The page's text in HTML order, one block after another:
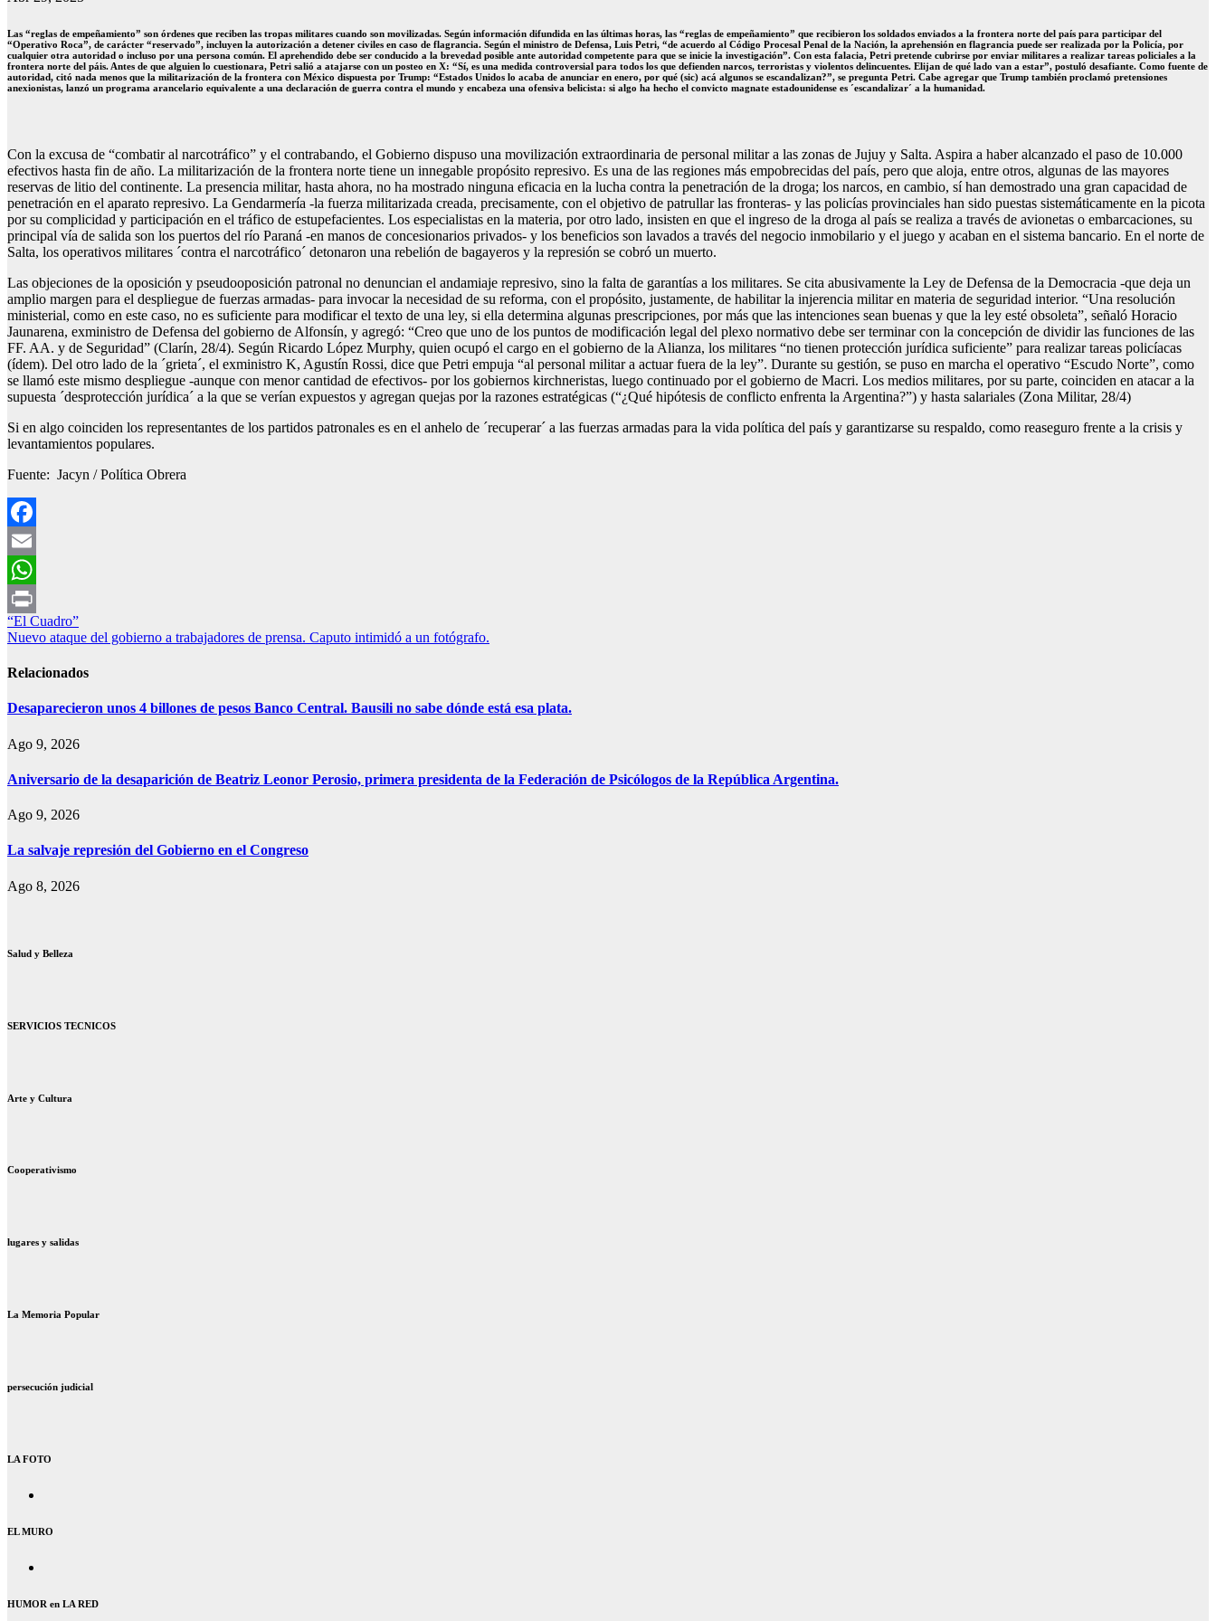
Las “reglas de empeñamiento” son órdenes que reciben las tropas militares cuando son movilizadas. Según información difundida en las últimas horas, las “reglas de empeñamiento” que recibieron los soldados enviados a la frontera norte del país para participar del
“Operativo Roca”, de carácter “reservado”, incluyen la autorización a detener civiles en caso de flagrancia. Según el ministro de Defensa, Luis Petri, “de acuerdo al Código Procesal Penal de la Nación, la aprehensión en flagrancia puede ser realizada por la Policía, por
cualquier otra autoridad o incluso por una persona común. El aprehendido debe ser conducido a la brevedad posible ante autoridad competente para que se inicie la investigación”. Con esta falacia, Petri pretende cubrirse por enviar militares a realizar tareas policiales a la
frontera norte del páis. Antes de que alguien lo cuestionara, Petri salió a atajarse con un posteo en X: “Sí, es una medida controversial para todos los que defienden narcos, terroristas y violentos delincuentes. Elijan de qué lado van a estar”, postuló desafiante. Como fuente de
autoridad, citó nada menos que la militarización de la frontera con México dispuesta por Trump: “Estados Unidos lo acaba de anunciar en enero, por qué (sic) acá algunos se escandalizan?”, se pregunta Petri. Cabe agregar que Trump también proclamó pretensiones
anexionistas, lanzó un programa arancelario equivalente a una declaración de guerra contra el mundo y encabeza una ofensiva belicista: si algo ha hecho el convicto magnate estadounidense es ´escandalizar´ a la humanidad.
Con la excusa de “combatir al narcotráfico” y el contrabando, el Gobierno dispuso una movilización extraordinaria de personal militar a las zonas de Jujuy y Salta. Aspira a haber alcanzado el paso de 10.000
efectivos hasta fin de año. La militarización de la frontera norte tiene un innegable propósito represivo. Es una de las regiones más empobrecidas del país, pero que aloja, entre otros, algunas de las mayores
reservas de litio del continente. La presencia militar, hasta ahora, no ha mostrado ninguna eficacia en la lucha contra la penetración de la droga; los narcos, en cambio, sí han demostrado una gran capacidad de
penetración en el aparato represivo. La Gendarmería -la fuerza militarizada creada, precisamente, con el objetivo de patrullar las fronteras- y las policías provinciales han sido puestas sistemáticamente en la picota
por su complicidad y participación en el tráfico de estupefacientes. Los especialistas en la materia, por otro lado, insisten en que el ingreso de la droga al país se realiza a través de avionetas o embarcaciones, su
principal vía de salida son los puertos del río Paraná -en manos de concesionarios privados- y los beneficios son lavados a través del negocio inmobilario y el juego y acaban en el sistema bancario. En el norte de
Salta, los operativos militares ´contra el narcotráfico´ detonaron una rebelión de bagayeros y la represión se cobró un muerto.
Las objeciones de la oposición y pseudooposición patronal no denuncian el andamiaje represivo, sino la falta de garantías a los militares. Se cita abusivamente la Ley de Defensa de la Democracia -que deja un
amplio margen para el despliegue de fuerzas armadas- para invocar la necesidad de su reforma, con el propósito, justamente, de habilitar la injerencia militar en materia de seguridad interior. “Una resolución
ministerial, como en este caso, no es suficiente para modificar el texto de una ley, si ella determina algunas prescripciones, por más que las intenciones sean buenas y que la ley esté obsoleta”, señaló Horacio
Jaunarena, exministro de Defensa del gobierno de Alfonsín, y agregó: “Creo que uno de los puntos de modificación legal del plexo normativo debe ser terminar con la concepción de dividir las funciones de las
FF. AA. y de Seguridad” (Clarín, 28/4). Según Ricardo López Murphy, quien ocupó el cargo en el gobierno de la Alianza, los militares “no tienen protección jurídica suficiente” para realizar tareas policíacas
(ídem). Del otro lado de la ´grieta´, el exministro K, Agustín Rossi, dice que Petri empuja “al personal militar a actuar fuera de la ley”. Durante su gestión, se puso en marcha el operativo “Escudo Norte”, como
se llamó este mismo despliegue -aunque con menor cantidad de efectivos- por los gobiernos kirchneristas, luego continuado por el gobierno de Macri. Los medios militares, por su parte, coinciden en atacar a la
supuesta ´desprotección jurídica´ a la que se verían expuestos y agregan quejas por la razones estratégicas (“¿Qué hipótesis de conflicto enfrenta la Argentina?”) y hasta salariales (Zona Militar, 28/4)
Si en algo coinciden los representantes de los partidos patronales es en el anhelo de ´recuperar´ a las fuerzas armadas para la vida política del país y garantizarse su respaldo, como reaseguro frente a la crisis y
levantamientos populares.
Fuente: Jacyn / Política Obrera
Facebook
Email
WhatsApp
Print
Navegación
de
entradas
“El Cuadro”
Nuevo ataque del gobierno a trabajadores de prensa. Caputo intimidó a un fotógrafo.
Relacionados
Desaparecieron unos 4 billones de pesos Banco Central. Bausili no sabe dónde está esa plata.
Ago 9, 2026
Aniversario de la desaparición de Beatriz Leonor Perosio, primera presidenta de la Federación de Psicólogos de la República Argentina.
Ago 9, 2026
La salvaje represión del Gobierno en el Congreso
Ago 8, 2026
Salud y Belleza
SERVICIOS TECNICOS
Arte y Cultura
Cooperativismo
lugares y salidas
La Memoria Popular
persecución judicial
LA FOTO
EL MURO
HUMOR en LA RED